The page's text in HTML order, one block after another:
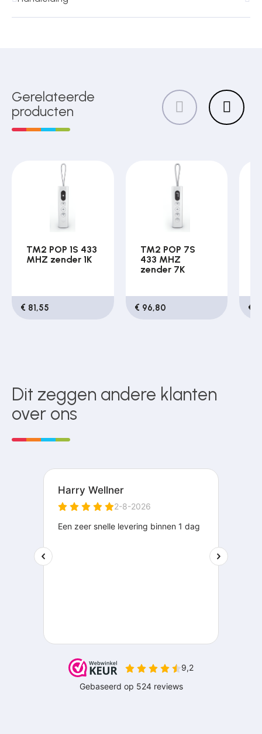
Gerelateerde
producten
TM2 POP 1S 433
MHZ zender 1K
€ 81,55
TM2 POP 7S
433 MHZ
zender 7K
€ 96,80 €
Dit zeggen andere klanten
over ons